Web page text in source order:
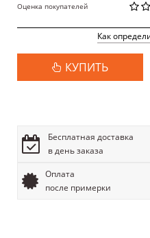
Оценка покупателей
Как
КУПИТЬ
Бесплатная доставка
в день заказа
Оплата
после примерки